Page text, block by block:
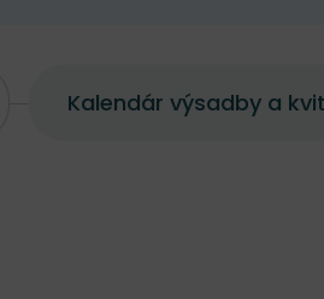
Kalendár výsadby a